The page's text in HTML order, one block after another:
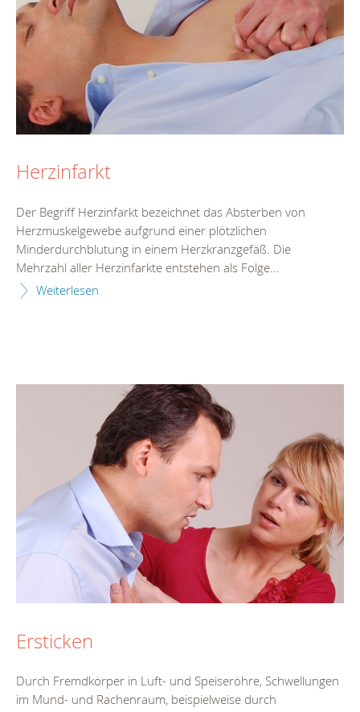
Herzinfarkt
Der Begriff Herzinfarkt bezeichnet das Absterben von
Herzmuskelgewebe aufgrund einer plötzlichen
Minderdurchblutung in einem Herzkranzgefäß. Die
Mehrzahl aller Herzinfarkte entstehen als Folge...
Weiterlesen
Ersticken
Durch Fremdkörper in Luft- und Speiseröhre, Schwellungen
im Mund- und Rachenraum, beispielweise durch